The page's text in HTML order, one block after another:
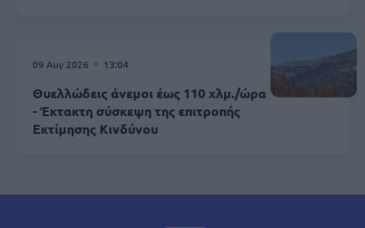
09 Αυγ 2026 13:04
Θυελλώδεις άνεμοι έως 110 χλμ./ώρα
- Έκτακτη σύσκεψη της επιτροπής
Εκτίμησης Κινδύνου